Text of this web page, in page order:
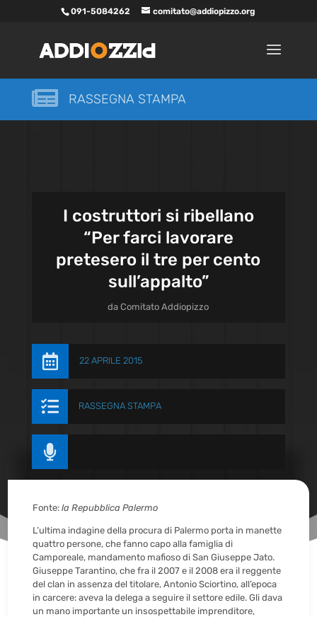
091-5084262 comitato@addiopizzo.org
 RASSEGNA STAMPA
I costruttori si ribellano
“Per farci lavorare
pretesero il tre per cento
sull’appalto”
daComitato Addiopizzo
 22 APRILE 2015
 RASSEGNA STAMPA

Fonte:la Repubblica Palermo
L’ultima indagine della procura di Palermo porta in manette
quattro persone, che fanno capo alla famiglia di
Camporeale, mandamento mafioso di San Giuseppe Jato.
Giuseppe Tarantino, che fra il 2007 e il 2008 era il reggente
del clan in assenza del titolare, Antonio Sciortino, all’epoca
in carcere: aveva la delega a seguire il settore edile. Gli dava
un mano importante un insospettabile imprenditore,